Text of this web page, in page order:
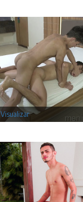
Visualizar